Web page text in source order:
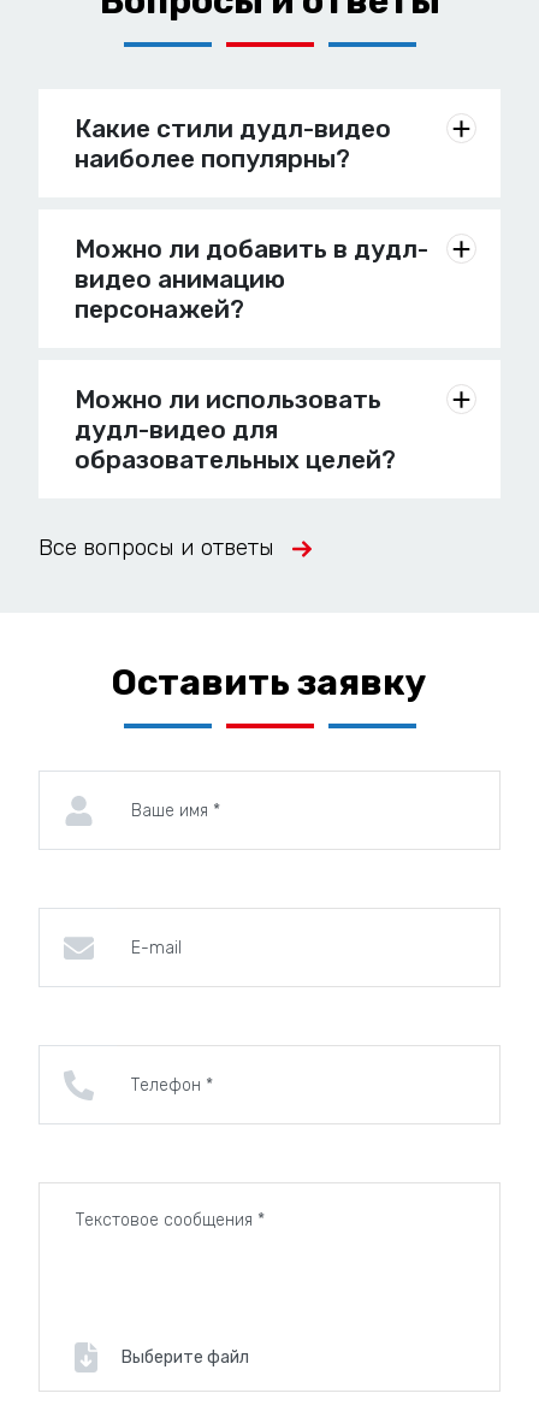
Какие стили дудл-видео
наиболее популярны?
Можно ли добавить в дудл-
видео анимацию
персонажей?
Можно ли использовать
дудл-видео для
образовательных целей?
Все вопросы и ответы
Оставить заявку
Выберите файл